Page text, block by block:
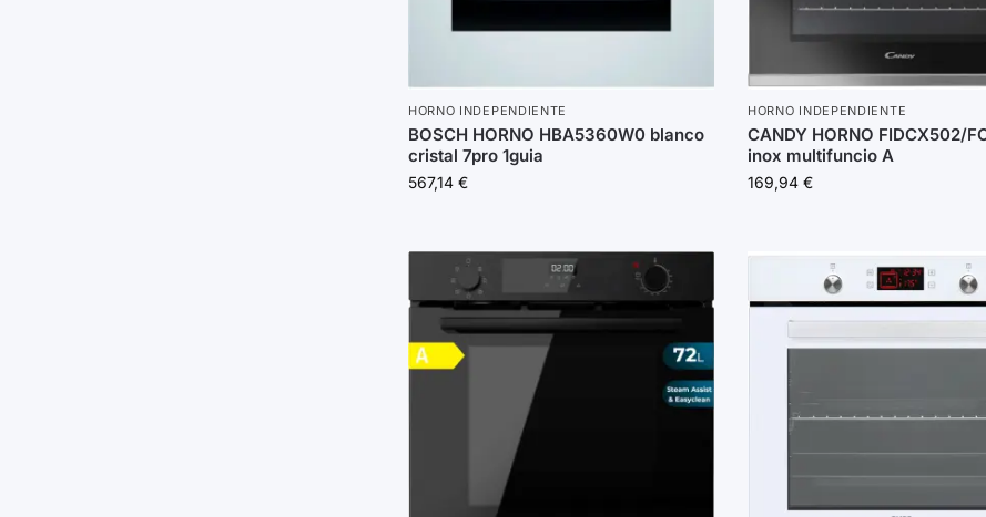
HORNO INDEPENDIENTE
BOSCH HORNO HBA5360W0 blanco
cristal 7pro 1guia
567,14 €
HORNO INDEPENDIENTE
CANDY HORNO FIDCX502/
inox multifuncio A
169,94 €